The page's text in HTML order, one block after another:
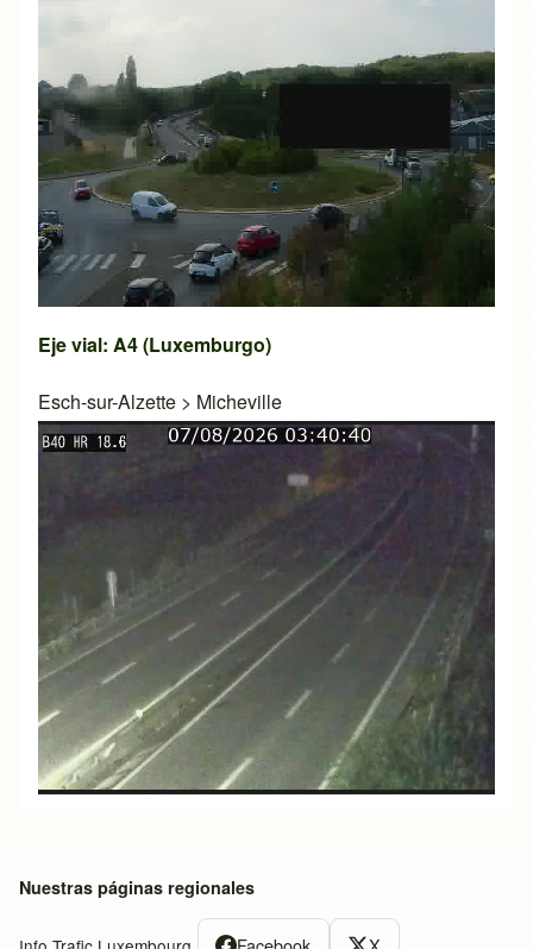
Eje vial: A4 (Luxemburgo)
Esch-sur-Alzette > Micheville
Nuestras páginas regionales